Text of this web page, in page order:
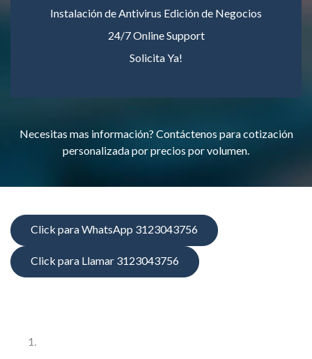
Instalación de Antivirus Edición de Negocios
24/7 Online Support
Solicita Ya!
Necesitas mas información? Contáctenos para cotización
personalizada por precios por volumen.
Click para WhatsApp 3123043756
Click para Llamar 3123043756